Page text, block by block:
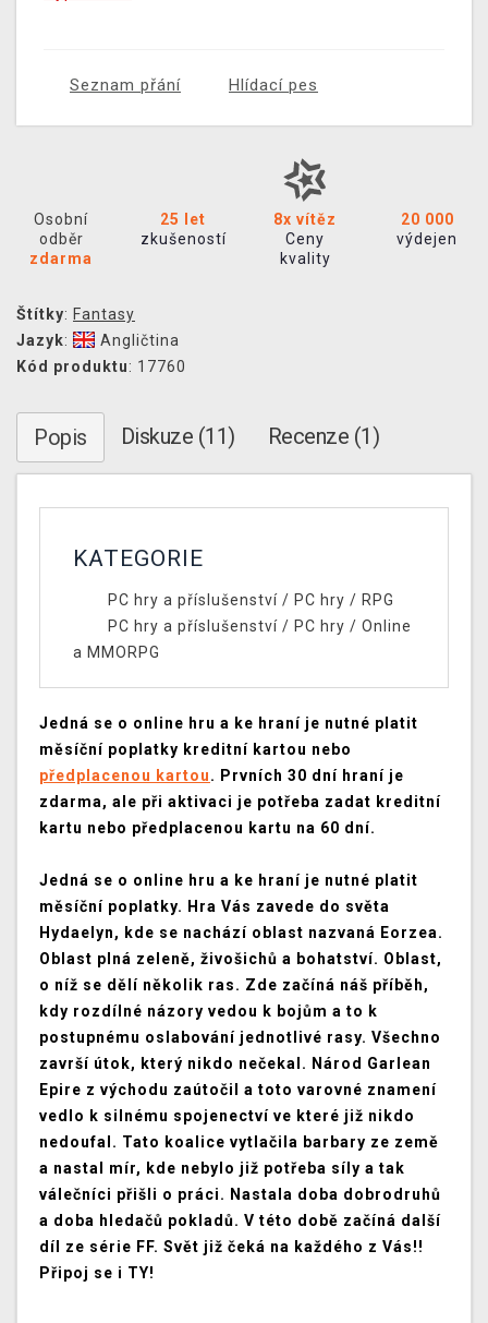
Seznam přání Hlídací pes
Osobní
odběr
zdarma
25 let
zkušeností
8x vítěz
Ceny
kvality
20 000
výdejen
Štítky: Fantasy
Jazyk:
Angličtina
Kód produktu: 17760
Popis Diskuze (11) Recenze (1)
KATEGORIE
PC hry a příslušenství/ PC hry / RPG
PC hry a příslušenství/ PC hry / Online
a MMORPG
Jedná se o online hru a ke hraní je nutné platit
měsíční poplatky kreditní kartou nebo
předplacenou kartou. Prvních 30 dní hraní je
zdarma, ale při aktivaci je potřeba zadat kreditní
kartu nebo předplacenou kartu na 60 dní.
Jedná se o online hru a ke hraní je nutné platit
měsíční poplatky. Hra Vás zavede do světa
Hydaelyn, kde se nachází oblast nazvaná Eorzea.
Oblast plná zeleně, živošichů a bohatství. Oblast,
o níž se dělí několik ras. Zde začíná náš příběh,
kdy rozdílné názory vedou k bojům a to k
postupnému oslabování jednotlivé rasy. Všechno
završí útok, který nikdo nečekal. Národ Garlean
Epire z východu zaútočil a toto varovné znamení
vedlo k silnému spojenectví ve které již nikdo
nedoufal. Tato koalice vytlačila barbary ze země
a nastal mír, kde nebylo již potřeba síly a tak
válečníci přišli o práci. Nastala doba dobrodruhů
a doba hledačů pokladů. V této době začíná další
díl ze série FF. Svět již čeká na každého z Vás!!
Připoj se i TY!